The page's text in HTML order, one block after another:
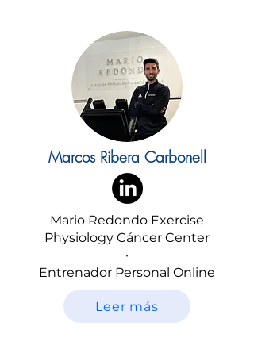
Marcos Ribera Carbonell
Mario Redondo Exercise
Physiology Cáncer Center
·
Entrenador Personal Online
Leer más